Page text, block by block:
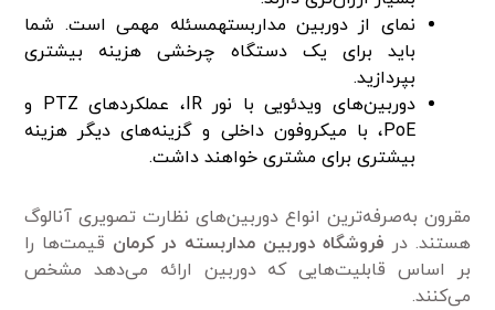
نمای از دوربین مداربستهمسئله مهمی است. شما
باید برای یک دستگاه چرخشی هزینه بیشتری
بپردازید.
دوربین‌های ویدئویی با نور IR، عملکردهای PTZ و
PoE، با میکروفون داخلی و گزینه‌های دیگر هزینه
بیشتری برای مشتری خواهند داشت.
مقرون به‌صرفه‌ترین انواع دوربین‌های نظارت تصویری آنالوگ
هستند. در فروشگاه دوربین مداربسته در کرمان قیمت‌ها را
بر اساس قابلیت‌هایی که دوربین ارائه می‌دهد مشخص
می‌کنند.